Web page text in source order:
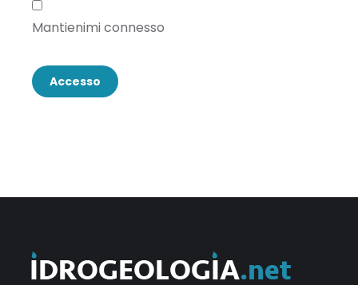
Mantienimi connesso
Accesso